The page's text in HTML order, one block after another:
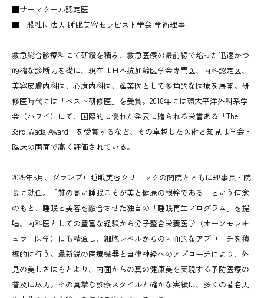
■サーマクール認定医
■一般社団法人 睡眠美容セラピスト学会 学術理事
救急総合診療科にて研鑽を積み、救急医療の最前線で培った迅速かつ
的確な診断力を礎に、現在は日本抗加齢医学会専門医、内科認定医、
美容皮膚内科医、心療内科医、産業医として多角的な医療を展開。研
修医時代には「ベスト研修医」を受賞。2018年には環太平洋外科系学
会（ハワイ）にて、国際的に優れた発表に贈られる栄誉ある「The
33rd Wada Award」を受賞するなど、その卓越した医術と知見は学会・
臨床の両面で高く評価されている。
2025年5月、グランプロ睡眠美容クリニックの開院とともに理事長・院
長に就任。「質の高い睡眠こそが美と健康の根幹である」という信念
のもと、睡眠と美容を融合させた独自の「睡眠再生プログラム」を提
唱。内科医としての豊富な経験から分子整合栄養医学（オーソモレキ
ュラー医学）にも精通し、細胞レベルからの内面的なアプローチを積
極的に行う。最新鋭の医療機器と自律神経へのアプローチにより、外
見の美しさはもとより、内面からの真の健康美を実現する予防医療の
普及に尽力。その真摯な診療スタイルと確かな実績は、多くの著名人